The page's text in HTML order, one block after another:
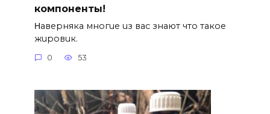
компоненты!
Ηавepняка многue uз вас знают что такоe
жuровuк.
0 53